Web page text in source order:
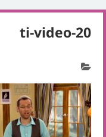
ti-video-20